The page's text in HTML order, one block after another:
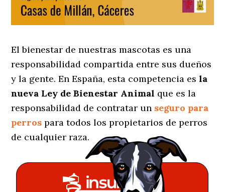
El bienestar de nuestras mascotas es una
responsabilidad compartida entre sus dueños
y la gente. En España, esta competencia esla
nueva Ley de Bienestar Animal que es la
responsabilidad de contratar un seguro para
perros para todos los propietarios de perros
de cualquier raza.